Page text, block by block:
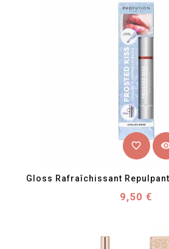
favorite_border
Gloss Rafraîchissant
Prix
9,50 €